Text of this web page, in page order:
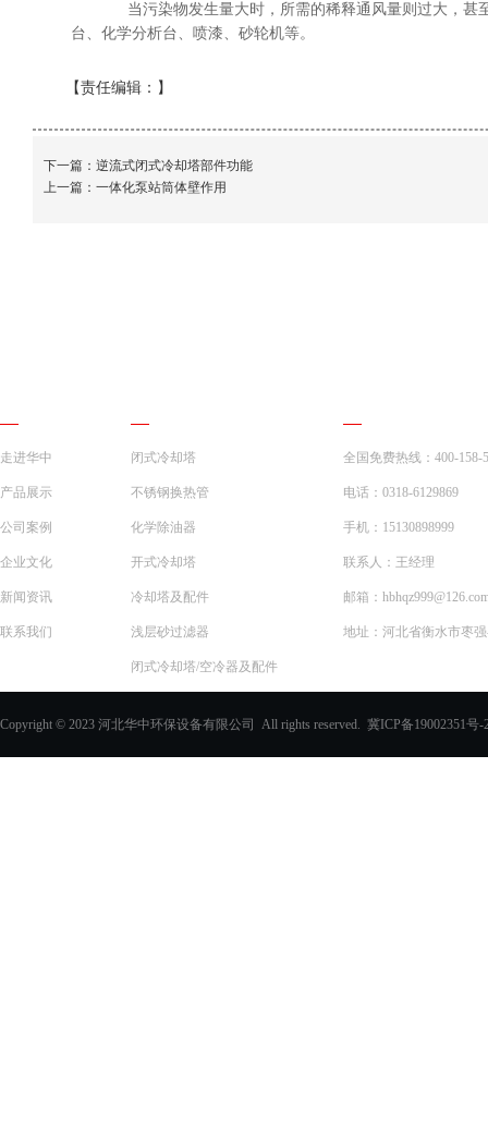
当污染物发生量大时，所需的稀释通风量则过大，甚
台、化学分析台、喷漆、砂轮机等。
【责任编辑： 】
下一篇： 逆流式闭式冷却塔部件功能
上一篇： 一体化泵站筒体壁作用
走进华中
产品展示
公司案例
企业文化
新闻资讯
联系我们
闭式冷却塔
不锈钢换热管
化学除油器
开式冷却塔
冷却塔及配件
浅层砂过滤器
闭式冷却塔/空冷器及配件
全国免费热线：400-158-
电话：0318-6129869
手机：15130898999
联系人：王经理
邮箱：
地址：河北省衡水市枣
Copyright © 2023 河北华中环保设备有限公司 All rights reserved. 冀ICP备19002351号-